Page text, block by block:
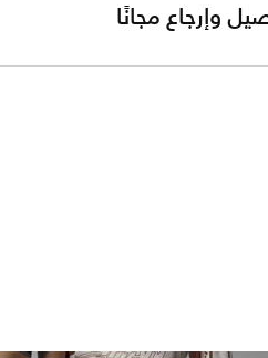
وإرجاع مجانًا